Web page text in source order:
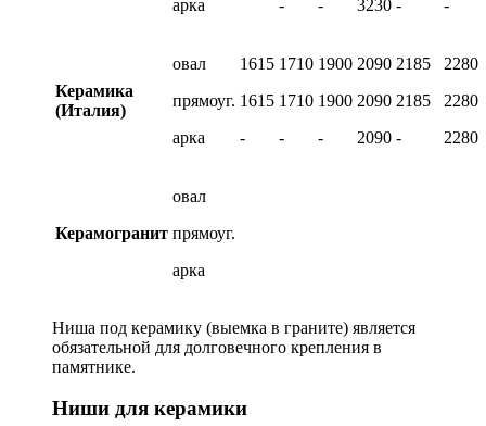
арка - - 3230 - -
Керамика
(Италия)
овал
прямоуг.
арка
1615
1615
-
1710
1710
-
1900
1900
-
2090
2090
2090
2185
2185
-
2280
2280
2280
Керамогранит
овал
прямоуг.
арка
Ниша под керамику (выемка в граните) является
обязательной для долговечного крепления в
памятнике.
Ниши для керамики